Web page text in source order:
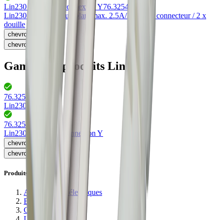
Lin230 Y pièce de connexion Y76.32542.11
Lin230 Y-Connecteur, blanc
max. 2.5A/230V
1 x connecteur / 2 x
douille
chevron_left
chevron_right
Gamme de produits Lin230
76.32544.11
Lin230 rallonge
76.32542.11
Lin230 Y pièce de connexion Y
chevron_left
chevron_right
Produits
Alimentations électriques
Bandes LED
Commandes